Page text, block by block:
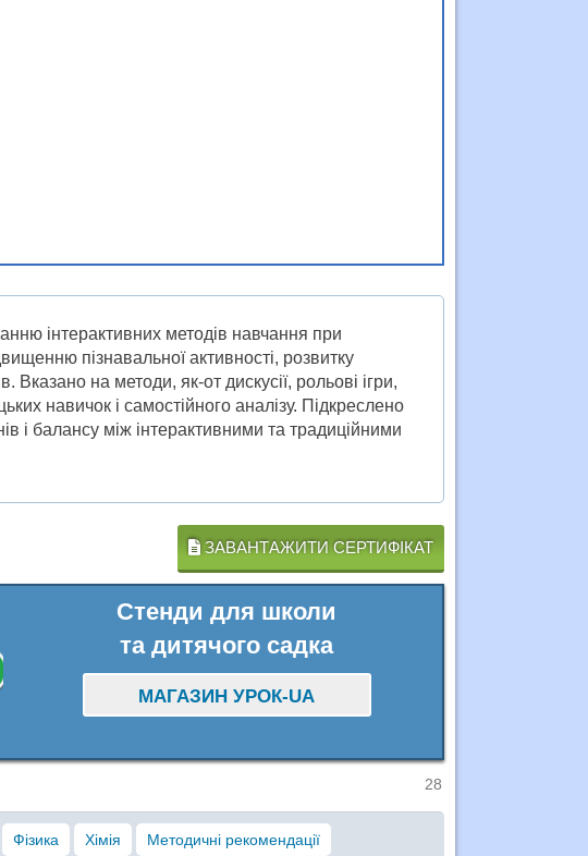
інтерактивних методів навчання при
пізнавальної активності, розвитку
Вказано на методи, як-от дискусії, рольові ігри,
навичок і самостійного аналізу. Підкреслено
і балансу між інтерактивними та традиційними
ЗАВАНТАЖИТИ СЕРТИФІКАТ
Стенди для школи
та дитячого садка
МАГАЗИН УРОК-UA
28
Фізика Хімія Методичні рекомендації